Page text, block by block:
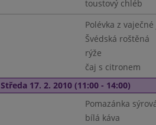
toustový chléb
Polévka z
Švédská roštěná
rýže
čaj s citronem
Středa 17. 2. 2010 (11:00 - 14:00)
Pomazánka
bílá káva